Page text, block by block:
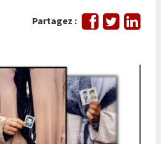
Partagez :
Partager
sur
Tweeter